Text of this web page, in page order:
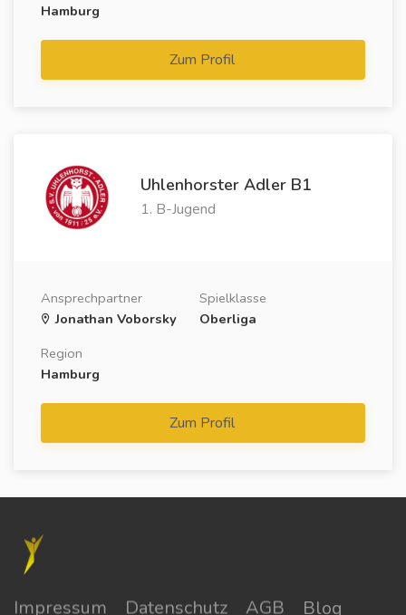
Hamburg
Zum Profil
Uhlenhorster Adler B1
1. B-Jugend
Ansprechpartner
Jonathan Voborsky
Spielklasse
Oberliga
Region
Hamburg
Zum Profil
Impressum Datenschutz AGB Blog